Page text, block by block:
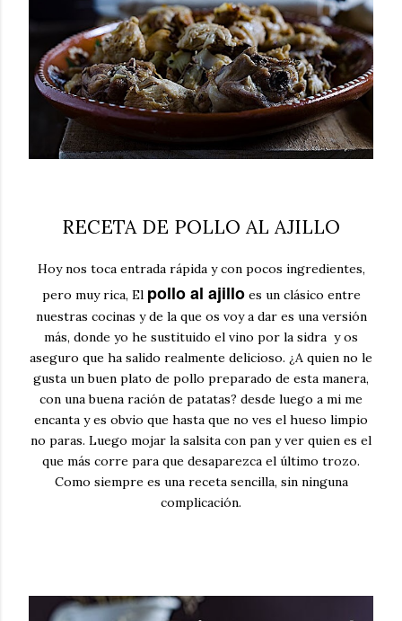
sustituto perfecto a los frutos se...
RECETA DE POLLO AL AJILLO
Hoy nos toca entrada rápida y con pocos ingredientes,
pero muy rica, El pollo al ajilloes un clásico entre
nuestras cocinas y de la que os voy a dar es una versión
más, donde yo he sustituido el vino por la sidra y os
aseguro que ha salido realmente delicioso. ¿A quien no le
gusta un buen plato de pollo preparado de esta manera,
con una buena ración de patatas? desde luego a mi me
encanta y es obvio que hasta que no ves el hueso limpio
no paras. Luego mojar la salsita con pan y ver quien es el
que más corre para que desaparezca el último trozo.
Como siempre es una receta sencilla, sin ninguna
complicación.